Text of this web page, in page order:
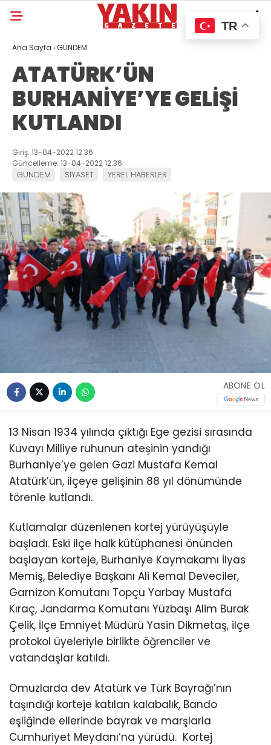
Ana Sayfa ›GÜNDEM
ATATÜRK’ÜN
BURHANİYE’YE GELİŞİ
KUTLANDI
Giriş: 13-04-2022 12:36
Güncelleme: 13-04-2022 12:36
GÜNDEM SİYASET YEREL HABERLER
ABONE OL
13 Nisan 1934 yılında çıktığı Ege gezisi sırasında
Kuvayı Milliye ruhunun ateşinin yandığı
Burhaniye’ye gelen Gazi Mustafa Kemal
Atatürk’ün, ilçeye gelişinin 88 yıl dönümünde
törenle kutlandı.
Kutlamalar düzenlenen kortej yürüyüşüyle
başladı. Eski ilçe halk kütüphanesi önünden
başlayan korteje, Burhaniye Kaymakamı İlyas
Memiş, Belediye Başkanı Ali Kemal Deveciler,
Garnizon Komutanı Topçu Yarbay Mustafa
Kıraç, Jandarma Komutanı Yüzbaşı Alim Burak
Çelik, İlçe Emniyet Müdürü Yasin Dikmetaş, ilçe
protokol üyeleriyle birlikte öğrenciler ve
vatandaşlar katıldı.
Omuzlarda dev Atatürk ve Türk Bayrağı’nın
taşındığı korteje katılan kalabalık, Bando
eşliğinde ellerinde bayrak ve marşlarla
Cumhuriyet Meydanı’na yürüdü. Kortej
TR